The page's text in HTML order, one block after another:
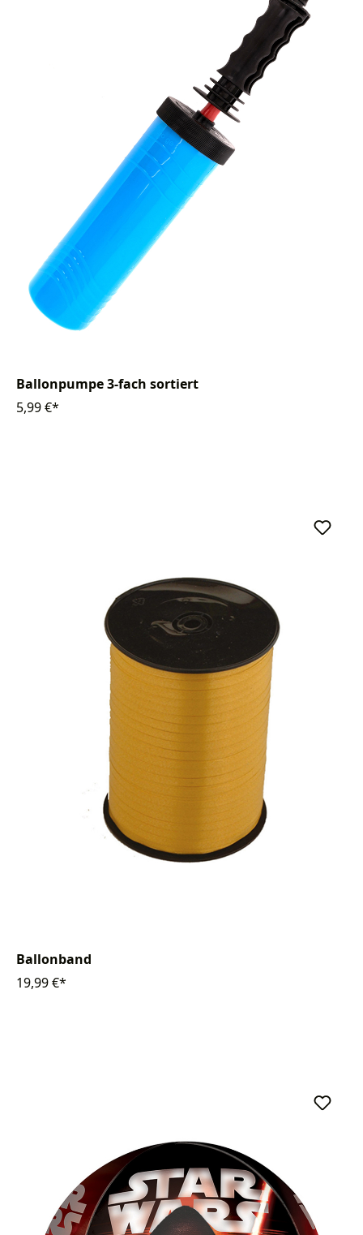
Ballonpumpe 3-fach sortiert
5,99 €*
Ballonband
19,99 €*